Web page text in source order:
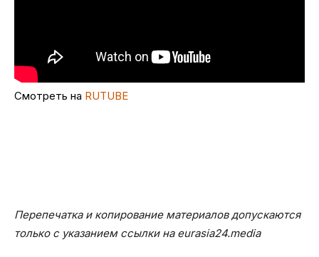
Смотреть на RUTUBE
Перепечатка и копирование материалов допускаются
только с указанием ссылки на eurasia24.media